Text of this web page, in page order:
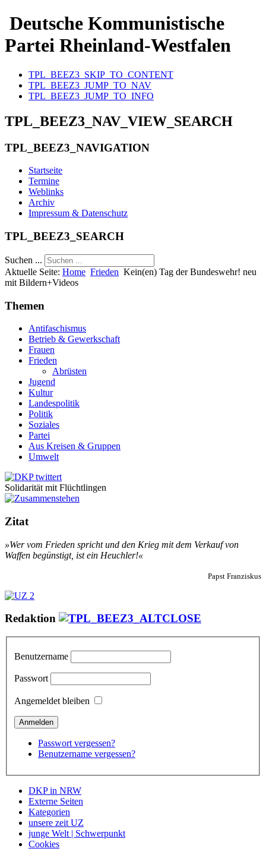
Deutsche Kommunistische
Partei Rheinland-Westfalen
TPL_BEEZ3_SKIP_TO_CONTENT
TPL_BEEZ3_JUMP_TO_NAV
TPL_BEEZ3_JUMP_TO_INFO
TPL_BEEZ3_NAV_VIEW_SEARCH
TPL_BEEZ3_NAVIGATION
Startseite
Termine
Weblinks
Archiv
Impressum & Datenschutz
TPL_BEEZ3_SEARCH
Suchen ...
Aktuelle Seite: Home Frieden Kein(en) Tag der Bundeswehr! neu
mit Bildern+Videos
Themen
Antifaschismus
Betrieb & Gewerkschaft
Frauen
Frieden
Abrüsten
Jugend
Kultur
Landespolitik
Politik
Soziales
Partei
Aus Kreisen & Gruppen
Umwelt
Solidarität mit Flüchtlingen
Zitat
»Wer vom Frieden spricht und den Krieg mit dem Verkauf von
Waffen begünstigt, ist ein Heuchler!«
Papst Franziskus
Redaktion
Benutzername
Passwort
Angemeldet bleiben
Passwort vergessen?
Benutzername vergessen?
DKP in NRW
Externe Seiten
Kategorien
unsere zeit UZ
junge Welt | Schwerpunkt
Cookies